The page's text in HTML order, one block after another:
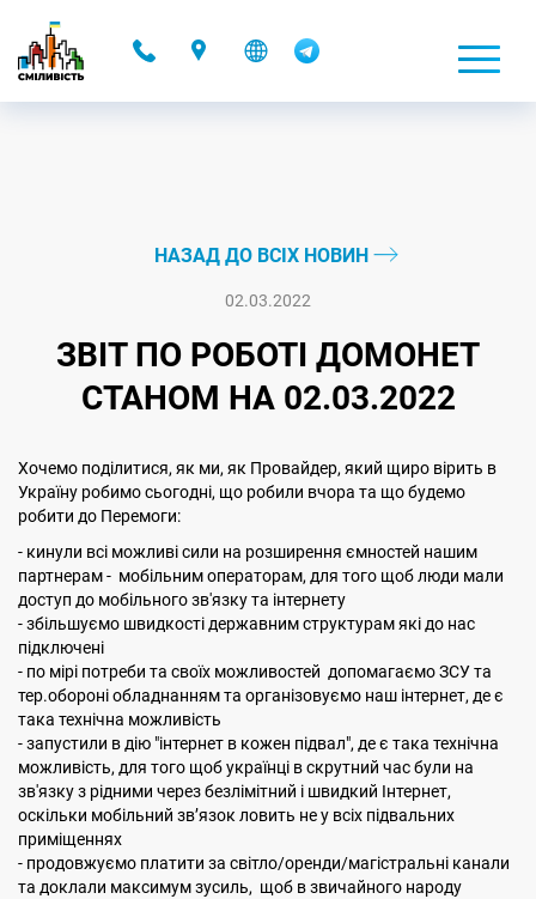
НАЗАД ДО ВСІХ НОВИН
02.03.2022
ЗВІТ ПО РОБОТІ ДОМОНЕТ
СТАНОМ НА 02.03.2022
Хочемо поділитися, як ми, як Провайдер, який щиро вірить в
Україну робимо сьогодні, що робили вчора та що будемо
робити до Перемоги:
- кинули всі можливі сили на розширення ємностей нашим
партнерам - мобільним операторам, для того щоб люди мали
доступ до мобільного зв'язку та інтернету
- збільшуємо швидкості державним структурам які до нас
підключені
- по мірі потреби та своїх можливостей допомагаємо ЗСУ та
тер.обороні обладнанням та організовуємо наш інтернет, де є
така технічна можливість
- запустили в дію "інтернет в кожен підвал", де є така технічна
можливість, для того щоб українці в скрутний час були на
зв'язку з рідними через безлімітний і швидкий Інтернет,
оскільки мобільний зв’язок ловить не у всіх підвальних
приміщеннях
- продовжуємо платити за світло/оренди/магістральні канали
та доклали максимум зусиль, щоб в звичайного народу